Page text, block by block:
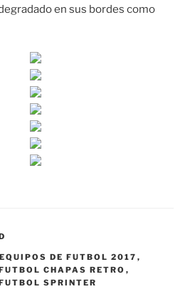
en sus bordes como
DE FUTBOL 2017 ,
CHAPAS RETRO ,
SPRINTER